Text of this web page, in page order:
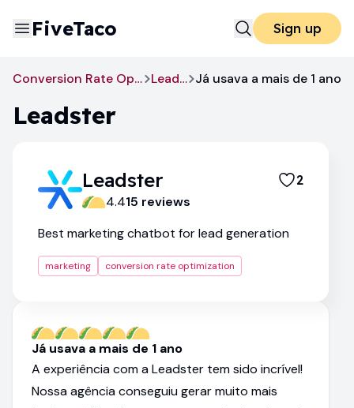
FiveTaco Sign up
Conversion Rate Optimization Leadster Já usava a mais de 1 ano
Leadster
Leadster 2
4.415 reviews
Best marketing chatbot for lead generation
marketing conversion rate optimization
Já usava a mais de 1 ano
A experiência com a Leadster tem sido incrível!
Nossa agência conseguiu gerar muito mais